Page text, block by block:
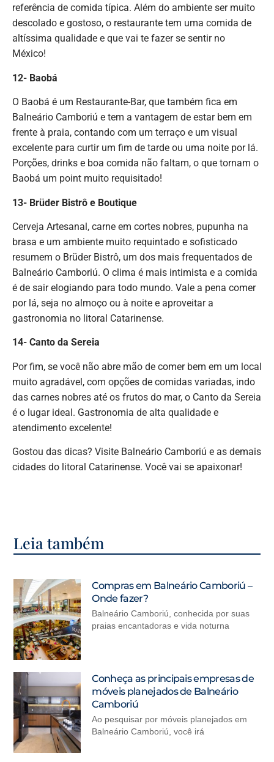
referência de comida típica. Além do ambiente ser muito
descolado e gostoso, o restaurante tem uma comida de
altíssima qualidade e que vai te fazer se sentir no
México!
12- Baobá
O Baobá é um Restaurante-Bar, que também fica em
Balneário Camboriú e tem a vantagem de estar bem em
frente à praia, contando com um terraço e um visual
excelente para curtir um fim de tarde ou uma noite por lá.
Porções, drinks e boa comida não faltam, o que tornam o
Baobá um point muito requisitado!
13- Brüder Bistrô e Boutique
Cerveja Artesanal, carne em cortes nobres, pupunha na
brasa e um ambiente muito requintado e sofisticado
resumem o Brüder Bistrô, um dos mais frequentados de
Balneário Camboriú. O clima é mais intimista e a comida
é de sair elogiando para todo mundo. Vale a pena comer
por lá, seja no almoço ou à noite e aproveitar a
gastronomia no litoral Catarinense.
14- Canto da Sereia
Por fim, se você não abre mão de comer bem em um local
muito agradável, com opções de comidas variadas, indo
das carnes nobres até os frutos do mar, o Canto da Sereia
é o lugar ideal. Gastronomia de alta qualidade e
atendimento excelente!
Gostou das dicas? Visite Balneário Camboriú e as demais
cidades do litoral Catarinense. Você vai se apaixonar!
Leia também
Compras em Balneário Camboriú –
Onde fazer?
Balneário Camboriú, conhecida por suas
praias encantadoras e vida noturna
Conheça as principais empresas de
móveis planejados de Balneário
Camboriú
Ao pesquisar por móveis planejados em
Balneário Camboriú, você irá